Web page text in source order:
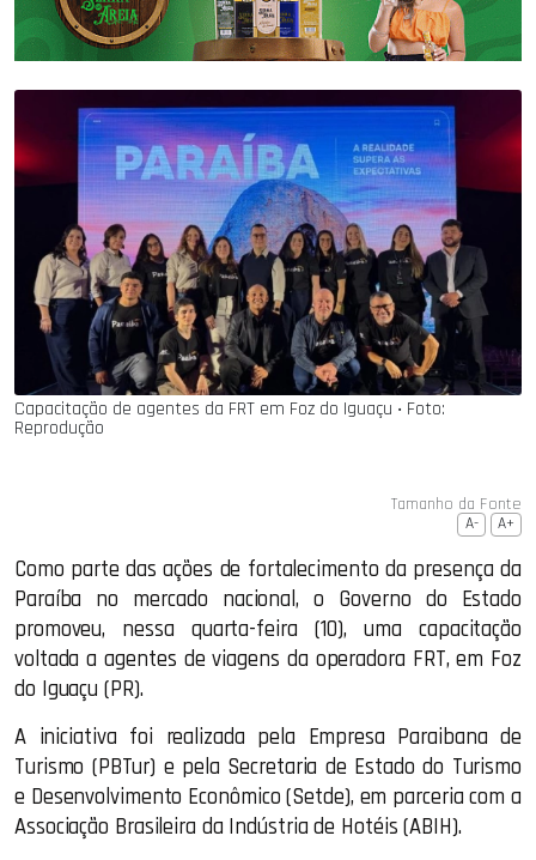
Capacitação de agentes da FRT em Foz do Iguaçu ‧ Foto:
Reprodução
Tamanho da Fonte
A- A+
Como parte das ações de fortalecimento da presença da
Paraíba no mercado nacional, o Governo do Estado
promoveu, nessa quarta-feira (10), uma capacitação
voltada a agentes de viagens da operadora FRT, em Foz
do Iguaçu (PR).
A iniciativa foi realizada pela Empresa Paraibana de
Turismo (PBTur) e pela Secretaria de Estado do Turismo
e Desenvolvimento Econômico (Setde), em parceria com a
Associação Brasileira da Indústria de Hotéis (ABIH).